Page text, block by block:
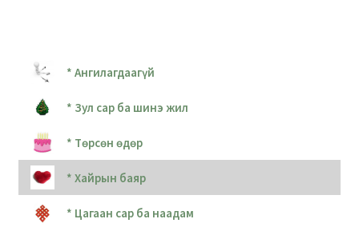
* Ангилагдаагүй
* Зул сар ба шинэ жил
* Төрсөн өдөр
* Хайрын баяр
* Цагаан сар ба наадам